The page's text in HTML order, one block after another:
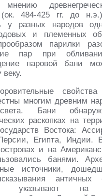
(ок. 484-425 гг. до
у разных народов
и племенных
парилки
пар при
паровой бани
веку.
многим древним
Бани
раскопках на
Востока:
Египта, Индии.
и на
банями.
источники,
указывают на